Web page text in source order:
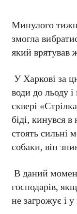
Минулого
змогла
який врятував
У Харкові за
води до льоду
сквері
біді, кинувся
стоять сильні
собаки, він
В даний
господарів,
не загрожує і у